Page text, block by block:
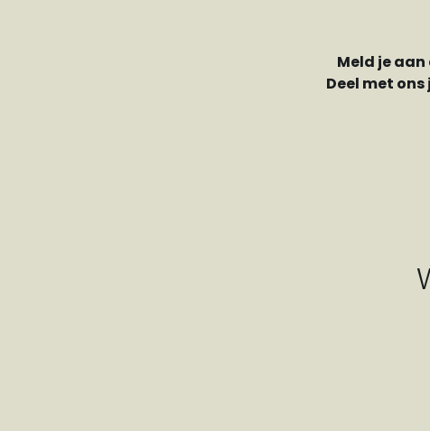
Meld je
Deel met